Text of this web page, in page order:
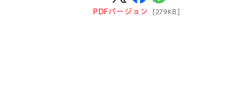
PDFバージョン [279KB]